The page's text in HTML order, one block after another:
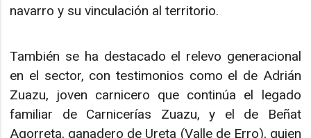
navarro y su vinculación al territorio.
También se ha destacado el relevo generacional
en el sector, con testimonios como el de Adrián
Zuazu, joven carnicero que continúa el legado
familiar de Carnicerías Zuazu, y el de Beñat
Agorreta, ganadero de Ureta (Valle de Erro), quien